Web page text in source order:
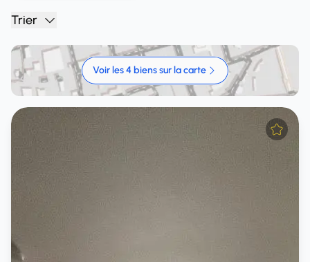
Trier
Voir les 4 biens sur la carte